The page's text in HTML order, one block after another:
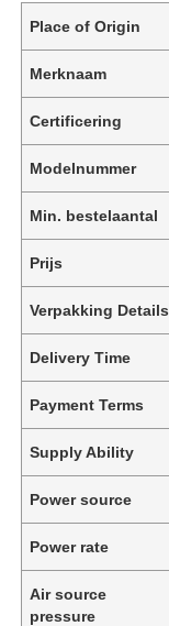
Place of Origin
Merknaam
Certificering
Modelnummer
Min. bestelaantal
Prijs
Verpakking Details
Delivery Time
Payment Terms
Supply Ability
Power source
Power rate
Air source
pressure